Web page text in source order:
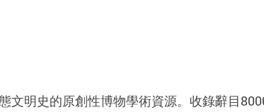
文明史的原創性博物學術資源。收錄辭目